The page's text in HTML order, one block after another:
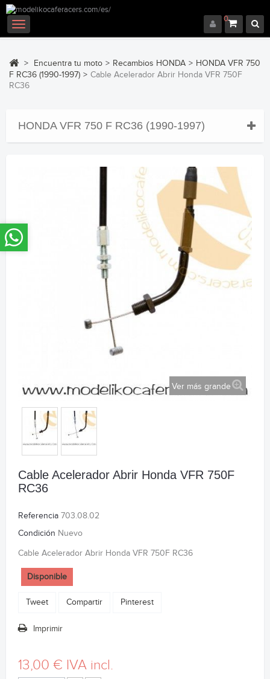
0
Navegación
Toggle
> Encuentra tu moto > Recambios HONDA > HONDA VFR 750
F RC36 (1990-1997) > Cable Acelerador Abrir Honda VFR 750F
RC36
HONDA VFR 750 F RC36 (1990-1997)
Ver más grande
Cable Acelerador Abrir Honda VFR 750F
RC36
Referencia 703.08.02
Condición Nuevo
Cable Acelerador Abrir Honda VFR 750F RC36
Disponible
Tweet Compartir Pinterest
Imprimir
13,00 € IVA incl.